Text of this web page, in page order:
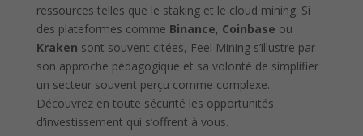
ressources telles que le staking et le cloud mining. Si
des plateformes comme Binance, Coinbase ou
Kraken sont souvent citées, Feel Mining s’illustre par
son approche pédagogique et sa volonté de simplifier
un secteur souvent perçu comme complexe.
Découvrez en toute sécurité les opportunités
d’investissement qui s’offrent à vous.